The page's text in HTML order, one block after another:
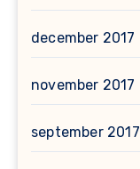
december 2017
november 2017
september 2017